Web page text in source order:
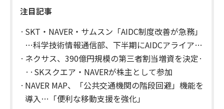
注目記事
SKT・NAVER・サムスン「AIDC制度改善が急務」
…科学技術情報通信部、下半期にAIDCアライアン
スを発足
ネクサス、390億円規模の第三者割当増資を決定·
··SKスクエア・NAVERが株主として参加
NAVER MAP、「公共交通機関の階段回避」機能を
導入…「便利な移動支援を強化」